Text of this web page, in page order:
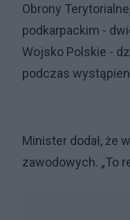
Obrony
podkarpackim -
Wojsko Polskie -
podczas
Minister dodał, że
zawodowych. „To